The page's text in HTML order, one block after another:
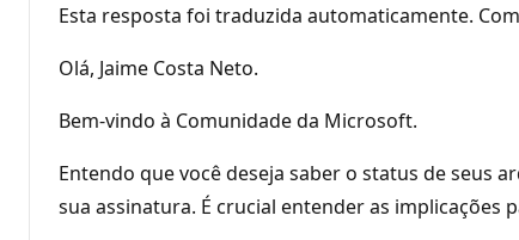
Esta resposta foi traduzida automaticamente.
Olá, Jaime Costa Neto.
Bem-vindo à Comunidade da Microsoft.
Entendo que você deseja saber o status de seus
sua assinatura. É crucial entender as implicações